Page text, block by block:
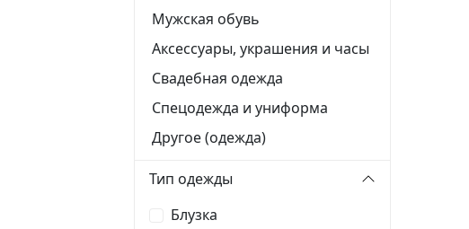
Мужская обувь
Аксессуары, украшения и часы
Свадебная одежда
Спецодежда и униформа
Другое (одежда)
Тип одежды
Блузка